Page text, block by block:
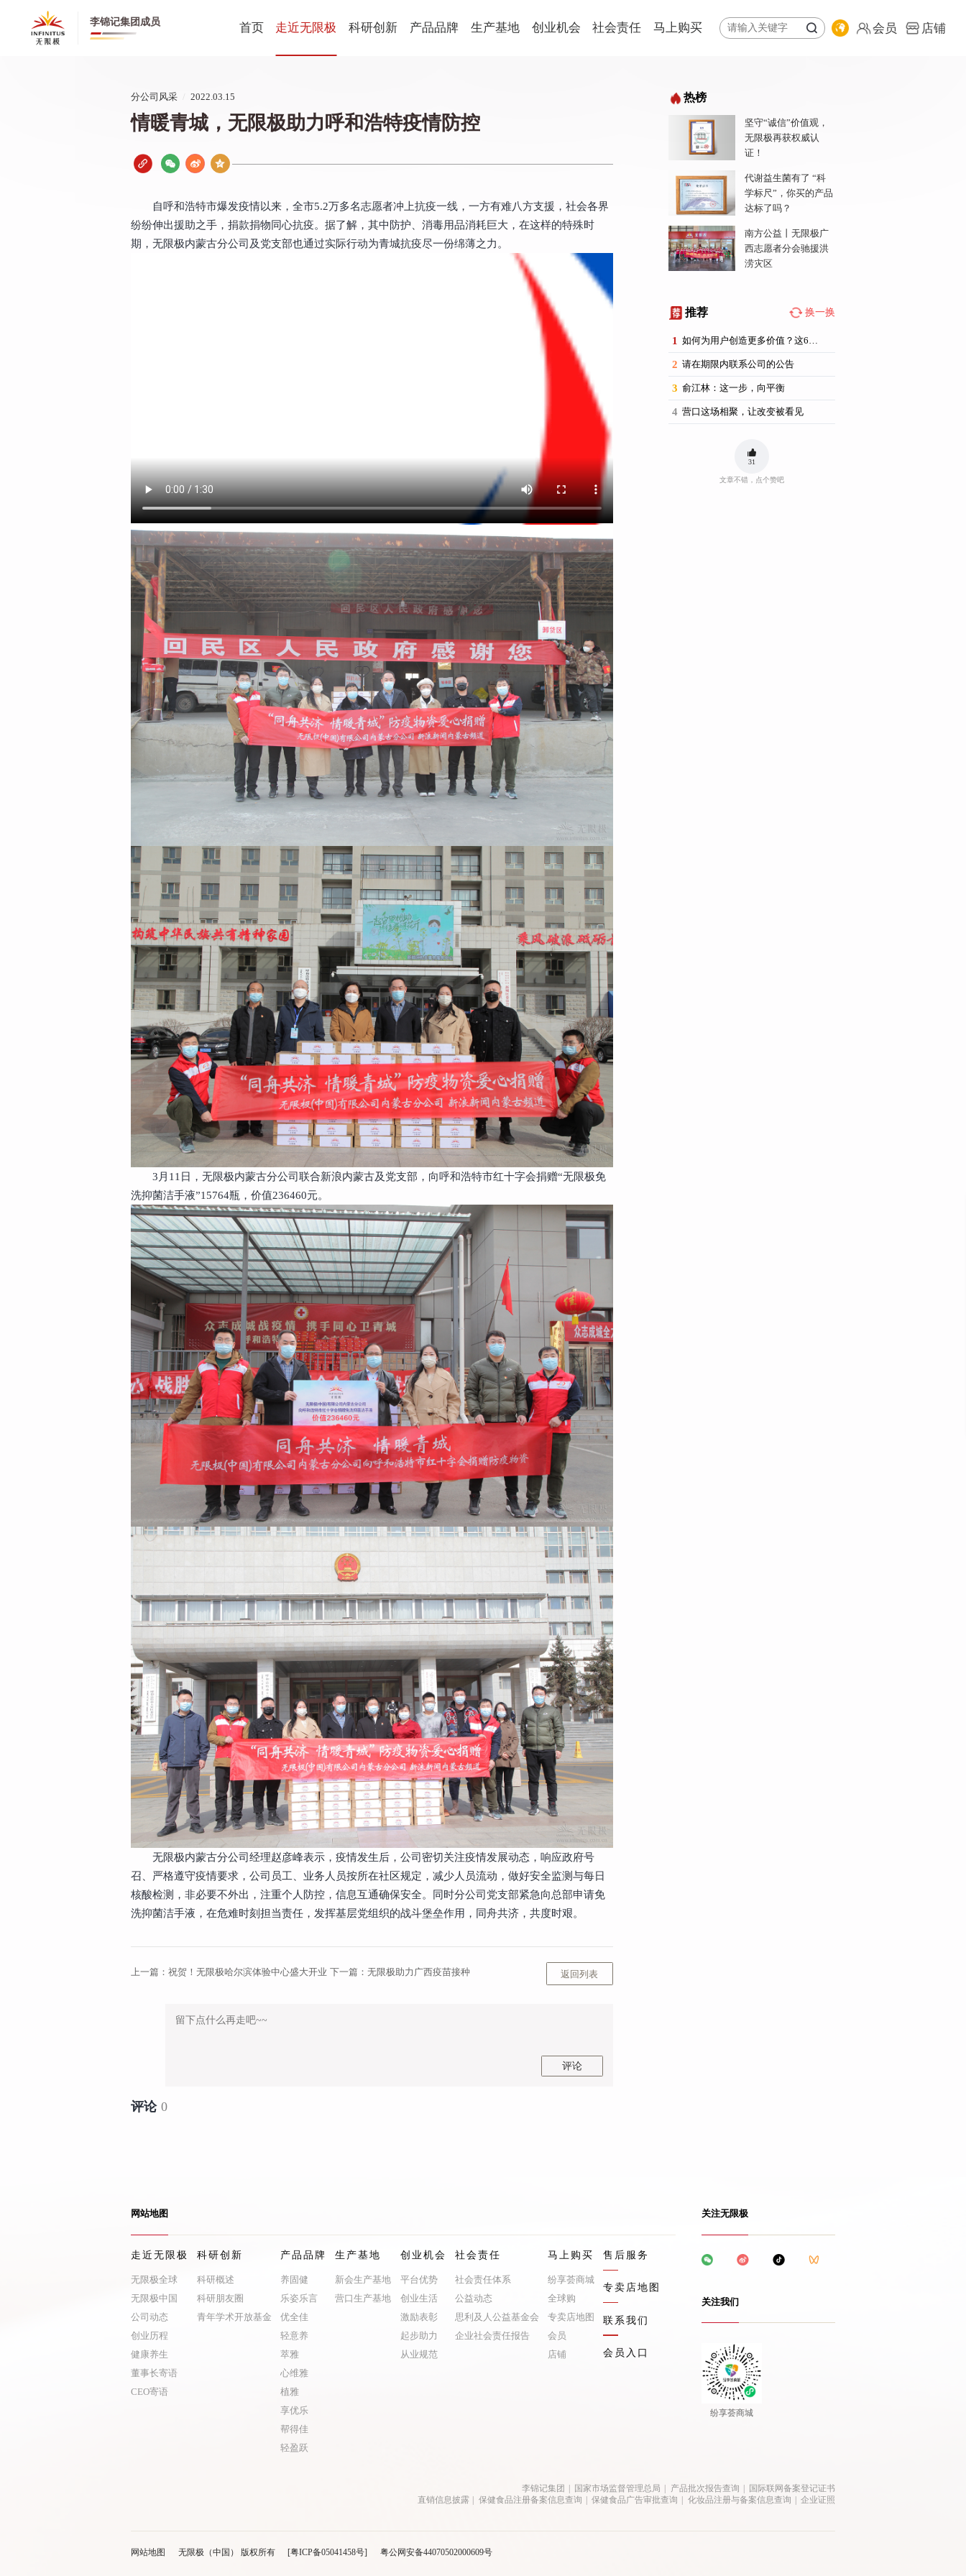
李锦记集团成员 首页 走近无限极
公司动态
CEO寄语
科研创新
青年学术开放基金
产品品牌
轻意养
家居用品
植雅 享优乐
生产基地 创业机会 社会责任 马上购买
全球购
专卖店地图
会员 店铺
分公司风采 2022.03.15
情暖青城，无限极助力呼和浩特疫情防控
自呼和浩特市爆发疫情以来，全市5.2万多名志愿者冲上抗疫一线，一方有难八方支援，社会各界
纷纷伸出援助之手，捐款捐物同心抗疫。据了解，其中防护、消毒用品消耗巨大，在这样的特殊时
期，无限极内蒙古分公司及党支部也通过实际行动为青城抗疫尽一份绵薄之力。
3月11日，无限极内蒙古分公司联合新浪内蒙古及党支部，向呼和浩特市红十字会捐赠“无限极免
洗抑菌洁手液”15764瓶，价值236460元。
无限极内蒙古分公司经理赵彦峰表示，疫情发生后，公司密切关注疫情发展动态，响应政府号
召、严格遵守疫情要求，公司员工、业务人员按所在社区规定，减少人员流动，做好安全监测与每日
核酸检测，非必要不外出，注重个人防控，信息互通确保安全。同时分公司党支部紧急向总部申请免
洗抑菌洁手液，在危难时刻担当责任，发挥基层党组织的战斗堡垒作用，同舟共济，共度时艰。
上一篇： 祝贺！无限极哈尔滨体验中心盛大开业 下一篇： 无限极助力广西疫苗接种 返回列表
评论
评论 0
热榜
坚守“诚信”价值观，
无限极再获权威认
证！
代谢益生菌有了 “科
学标尺”，你买的产品
达标了吗？
南方公益丨无限极广
西志愿者分会驰援洪
涝灾区
推荐 换一换
1 如何为用户创造更多价值？这6场思享荟提供了新思路
2 请在期限内联系公司的公告
3 俞江林：这一步，向平衡
4 营口这场相聚，让改变被看见
31
文章不错，点个赞吧
网站地图
走近无限极
无限极全球
无限极中国
公司动态
创业历程
健康养生
董事长寄语
CEO寄语
科研创新
科研概述
科研朋友圈
青年学术开放基金
产品品牌
养固健
乐姿乐言
优全佳
轻意养
萃雅
心维雅
植雅
享优乐
帮得佳
轻盈跃
生产基地
新会生产基地
营口生产基地
创业机会
平台优势
创业生活
激励表彰
起步助力
从业规范
社会责任
社会责任体系
公益动态
思利及人公益基金会
企业社会责任报告
马上购买
纷享荟商城
全球购
专卖店地图
会员
店铺
售后服务
专卖店地图
联系我们
会员入口
关注无限极
关注我们
纷享荟商城
李锦记集团 国家市场监督管理总局 产品批次报告查询
国际联网备案登记证书
直销信息披露
保健食品注册备案信息查询 保健食品广告审批查询 化妆品注册与备案信息查询 企业证照
网站地图 无限极（中国） 版权所有 [粤ICP备05041458号] 粤公网安备44070502000609号